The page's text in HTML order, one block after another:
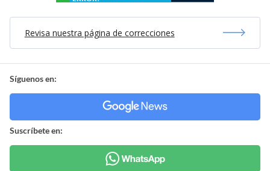
Revisa nuestra página de correcciones
Síguenos en:
Suscríbete en: